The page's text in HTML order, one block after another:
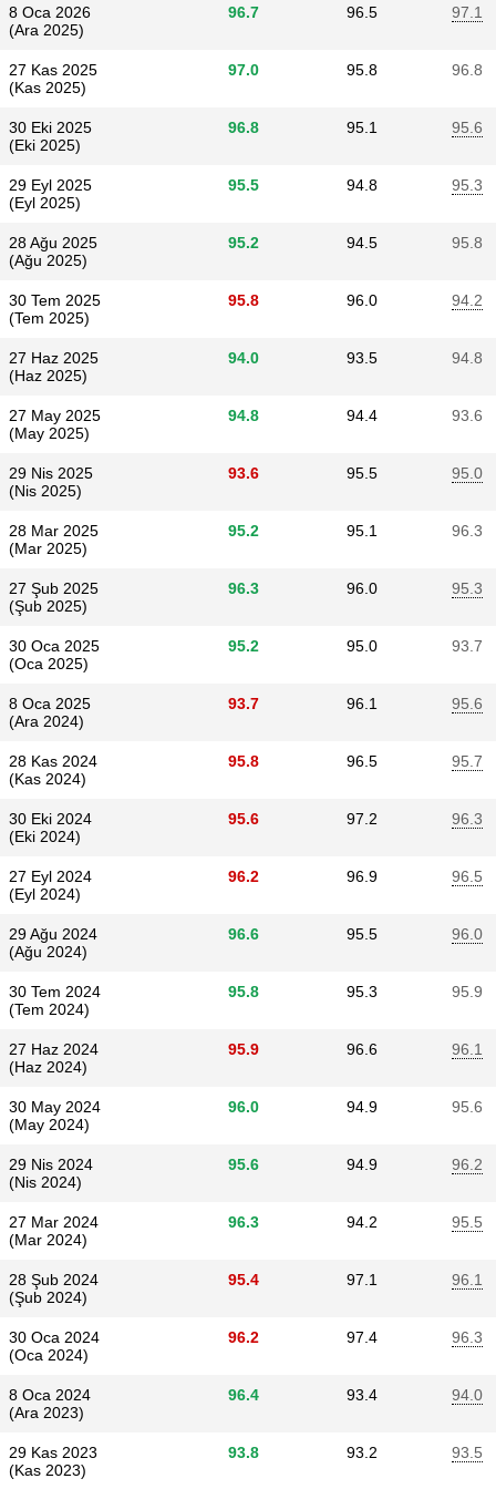
8 Oca 2026
(Ara 2025)
96.7 96.5 97.1
27 Kas 2025
(Kas 2025)
97.0 95.8 96.8
30 Eki 2025
(Eki 2025)
96.8 95.1 95.6
29 Eyl 2025
(Eyl 2025)
95.5 94.8 95.3
28 Ağu 2025
(Ağu 2025)
95.2 94.5 95.8
30 Tem 2025
(Tem 2025)
95.8 96.0 94.2
27 Haz 2025
(Haz 2025)
94.0 93.5 94.8
27 May 2025
(May 2025)
94.8 94.4 93.6
29 Nis 2025
(Nis 2025)
93.6 95.5 95.0
28 Mar 2025
(Mar 2025)
95.2 95.1 96.3
27 Şub 2025
(Şub 2025)
96.3 96.0 95.3
30 Oca 2025
(Oca 2025)
95.2 95.0 93.7
8 Oca 2025
(Ara 2024)
93.7 96.1 95.6
28 Kas 2024
(Kas 2024)
95.8 96.5 95.7
30 Eki 2024
(Eki 2024)
95.6 97.2 96.3
27 Eyl 2024
(Eyl 2024)
96.2 96.9 96.5
29 Ağu 2024
(Ağu 2024)
96.6 95.5 96.0
30 Tem 2024
(Tem 2024)
95.8 95.3 95.9
27 Haz 2024
(Haz 2024)
95.9 96.6 96.1
30 May 2024
(May 2024)
96.0 94.9 95.6
29 Nis 2024
(Nis 2024)
95.6 94.9 96.2
27 Mar 2024
(Mar 2024)
96.3 94.2 95.5
28 Şub 2024
(Şub 2024)
95.4 97.1 96.1
30 Oca 2024
(Oca 2024)
96.2 97.4 96.3
8 Oca 2024
(Ara 2023)
96.4 93.4 94.0
29 Kas 2023
(Kas 2023)
93.8 93.2 93.5